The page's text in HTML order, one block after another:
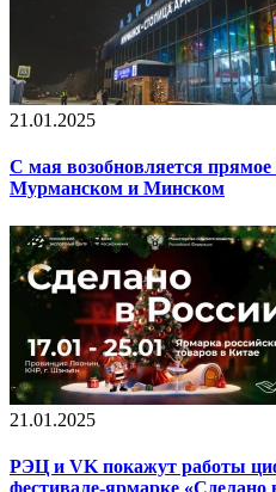
21.01.2025
С мая возобновляется
Мурманском и Минском
21.01.2025
РЭЦ и VK покажут работы
фестивале-ярмарке «Сделано